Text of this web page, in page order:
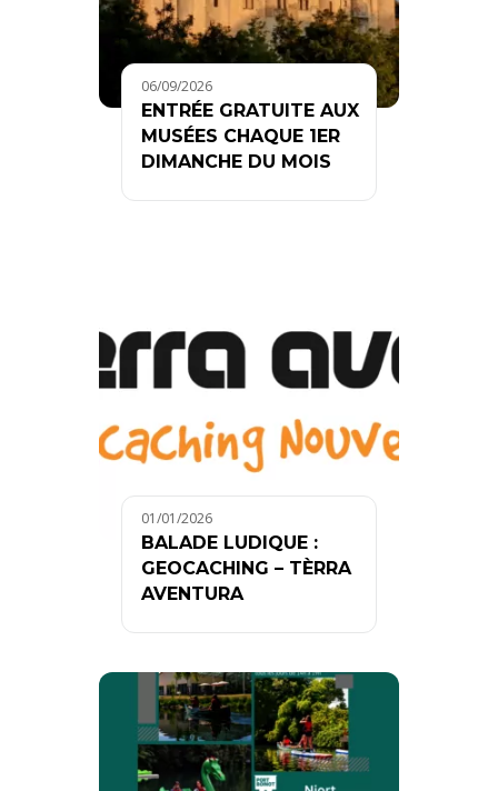
06/09/2026
ENTRÉE GRATUITE AUX
MUSÉES CHAQUE 1ER
DIMANCHE DU MOIS
01/01/2026
BALADE LUDIQUE :
GEOCACHING – TÈRRA
AVENTURA